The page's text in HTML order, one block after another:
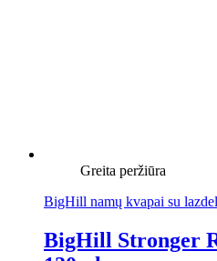
Greita peržiūra
BigHill namų kvapai su
BigHill Stronger